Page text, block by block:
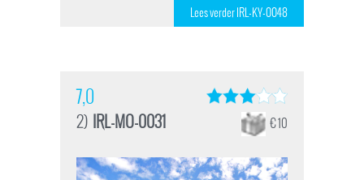
Lees verder IRL-KY-0048
7,0
2) IRL-MO-0031 € 10